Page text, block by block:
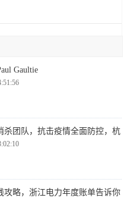
Gaultie
杀团队，抗击疫情全面防控，杭
攻略，浙江电力年度账单告诉你